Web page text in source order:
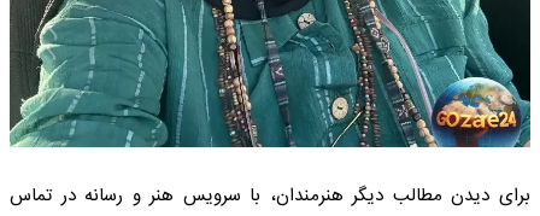
برای دیدن مطالب دیگر هنرمندان، با سرویس هنر و رسانه در تماس